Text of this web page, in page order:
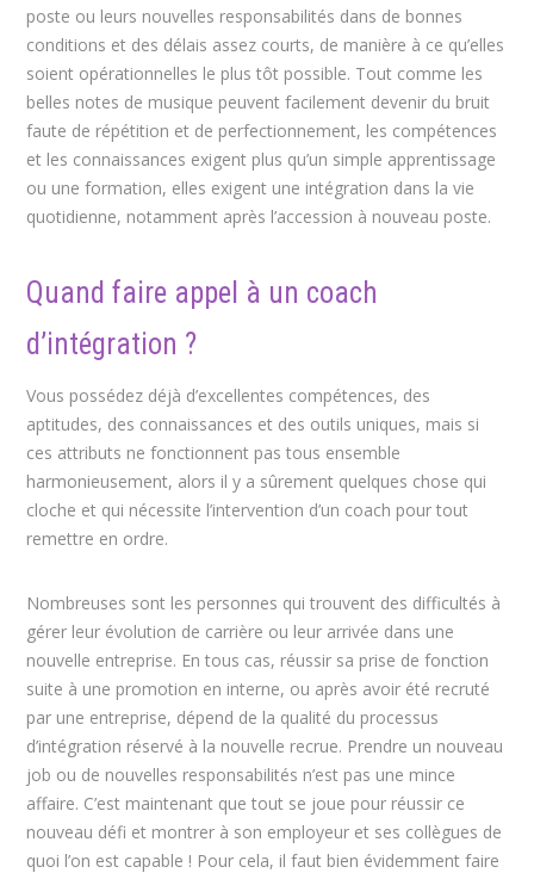
poste ou leurs nouvelles responsabilités dans de bonnes
conditions et des délais assez courts, de manière à ce qu’elles
soient opérationnelles le plus tôt possible. Tout comme les
belles notes de musique peuvent facilement devenir du bruit
faute de répétition et de perfectionnement, les compétences
et les connaissances exigent plus qu’un simple apprentissage
ou une formation, elles exigent une intégration dans la vie
quotidienne, notamment après l’accession à nouveau poste.
Quand faire appel à un coach
d’intégration ?
Vous possédez déjà d’excellentes compétences, des
aptitudes, des connaissances et des outils uniques, mais si
ces attributs ne fonctionnent pas tous ensemble
harmonieusement, alors il y a sûrement quelques chose qui
cloche et qui nécessite l’intervention d’un coach pour tout
remettre en ordre.
Nombreuses sont les personnes qui trouvent des difficultés à
gérer leur évolution de carrière ou leur arrivée dans une
nouvelle entreprise. En tous cas, réussir sa prise de fonction
suite à une promotion en interne, ou après avoir été recruté
par une entreprise, dépend de la qualité du processus
d’intégration réservé à la nouvelle recrue. Prendre un nouveau
job ou de nouvelles responsabilités n’est pas une mince
affaire. C’est maintenant que tout se joue pour réussir ce
nouveau défi et montrer à son employeur et ses collègues de
quoi l’on est capable ! Pour cela, il faut bien évidemment faire